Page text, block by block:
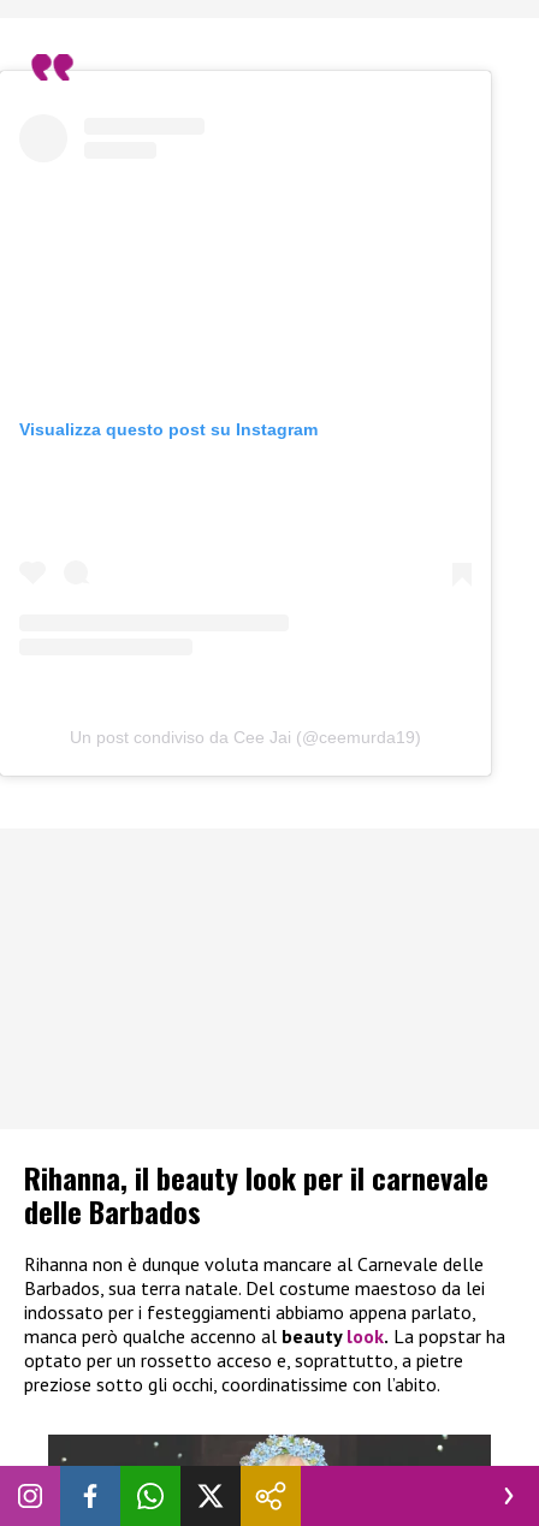
Visualizza questo post su Instagram
Un post condiviso da Cee Jai (@ceemurda19)
Rihanna, il beauty look per il carnevale
delle Barbados
Rihanna non è dunque voluta mancare al Carnevale delle
Barbados, sua terra natale. Del costume maestoso da lei
indossato per i festeggiamenti abbiamo appena parlato,
manca però qualche accenno al beauty look. La popstar ha
optato per un rossetto acceso e, soprattutto, a pietre
preziose sotto gli occhi, coordinatissime con l’abito.